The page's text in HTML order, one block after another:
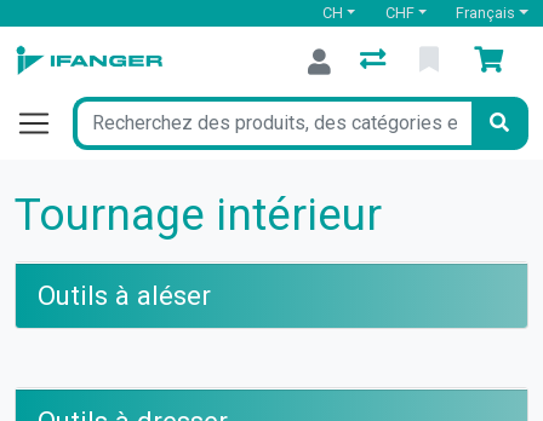
CH CHF Français
Tournage intérieur
Outils à aléser